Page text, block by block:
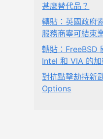
甚麼替代品？
轉貼：英國政府
服務商寧可結束
轉貼：FreeBSD
Intel 和 VIA 的加
對抗點擊劫持新
Options